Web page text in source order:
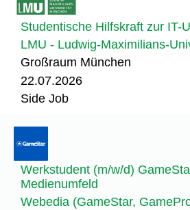
Studentische Hilfskraft zur IT-
LMU - Ludwig-Maximilians-
Großraum München
22.07.2026
Side Job
Werkstudent (m/w/d)
Medienumfeld
Webedia (GameStar,